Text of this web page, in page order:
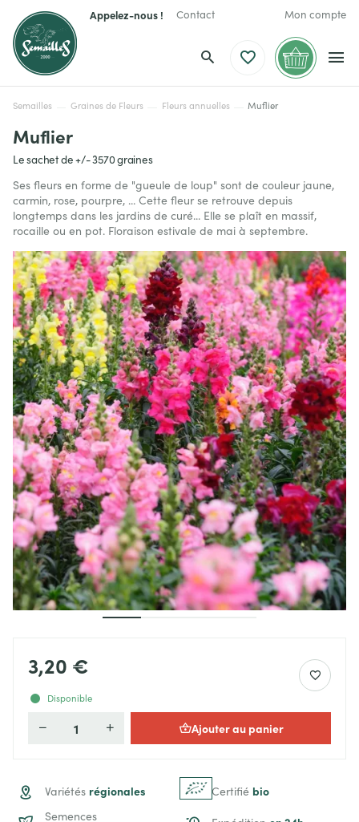
Appelez-nous ! Contact Mon compte
Semailles Graines de Fleurs Fleurs annuelles Muflier
Muflier
Le sachet de +/- 3570 graines
Ses fleurs en forme de "gueule de loup" sont de couleur jaune,
carmin, rose, pourpre, ... Cette fleur se retrouve depuis
longtemps dans les jardins de curé... Elle se plaît en massif,
rocaille ou en pot. Floraison estivale de mai à septembre.
3,20 €
Disponible
Quantité Ajouter au panier
Variétés régionales Certifié bio
Semences